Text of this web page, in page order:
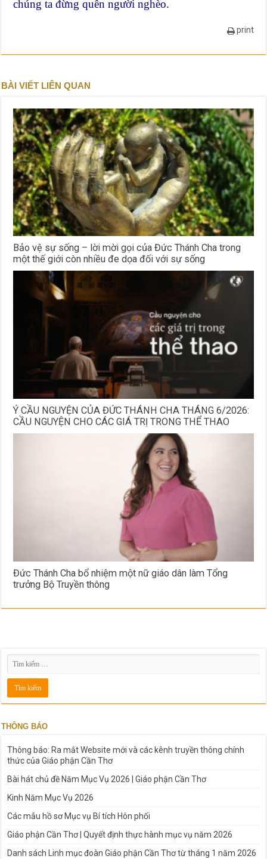
chúng ta đừng quên người nghèo.
print
BÀI VIẾT LIÊN QUAN
Bảo vệ sự sống – lời mời gọi của Đức Thánh Cha trong
một thế giới còn nhiều đe dọa đối với sự sống
Ý CẦU NGUYỆN CỦA ĐỨC THÁNH CHA THÁNG 6/2026:
CẦU NGUYỆN CHO CÁC GIÁ TRỊ TRONG THỂ THAO
Đức Thánh Cha bổ nhiệm một nữ giáo dân làm Tổng
trưởng Bộ Truyền thông
THÔNG BÁO
Thông báo: Ra mắt Website mới và các kênh truyền thông chính
thức của Giáo phận Cần Thơ
Bài hát chủ đề Năm Mục Vụ 2026 | Giáo phận Cần Thơ
Kinh Năm Mục Vụ 2026
Các mẫu hồ sơ Mục vụ Bí tích Hôn phối
Giáo phận Cần Thơ | Quyết định thực hành mục vụ năm 2026
Danh sách Linh mục đoàn Giáo phận Cần Thơ từ tháng 1 năm 2026